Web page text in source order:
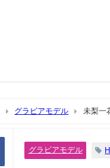
グラビアモデル 未梨一
グラビアモデル